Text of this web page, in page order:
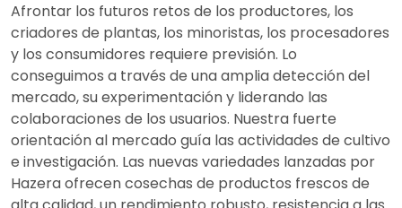
Afrontar los futuros retos de los productores, los
criadores de plantas, los minoristas, los procesadores
y los consumidores requiere previsión. Lo
conseguimos a través de una amplia detección del
mercado, su experimentación y liderando las
colaboraciones de los usuarios. Nuestra fuerte
orientación al mercado guía las actividades de cultivo
e investigación. Las nuevas variedades lanzadas por
Hazera ofrecen cosechas de productos frescos de